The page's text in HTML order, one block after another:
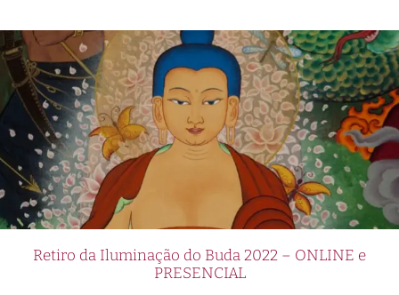
Retiro da Iluminação do Buda 2022 – ONLINE e
PRESENCIAL